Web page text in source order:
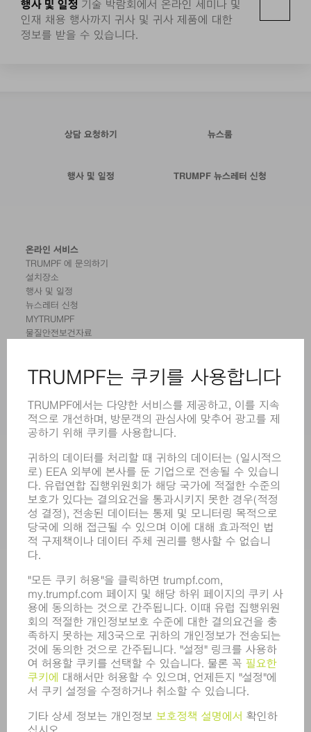
행사 및 일정 기술 박람회에서 온라인 세미나 및
인재 채용 행사까지 귀사 및 귀사 제품에 대한
정보를 받을 수 있습니다.
상담 요청하기 뉴스룸
행사 및 일정 TRUMPF 뉴스레터 신청
온라인 서비스
TRUMPF 에 문의하기
설치장소
행사 및 일정
뉴스레터 신청
MYTRUMPF
물질안전보건자료
레이저
전동 툴
SMART FACTORY
소프트웨어
어플리케이션
부문
기업
경력
모집
기업 프로필
이사회
영업 보고서
규정 준수
내부고발자 시스템
보안
보도 자료
매거진
지속가능성
환경 & 기후
사회 & 기업
기업 경영